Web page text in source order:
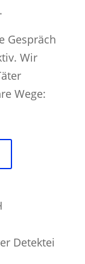
Gespräch
Wir
Wege:
Detektei